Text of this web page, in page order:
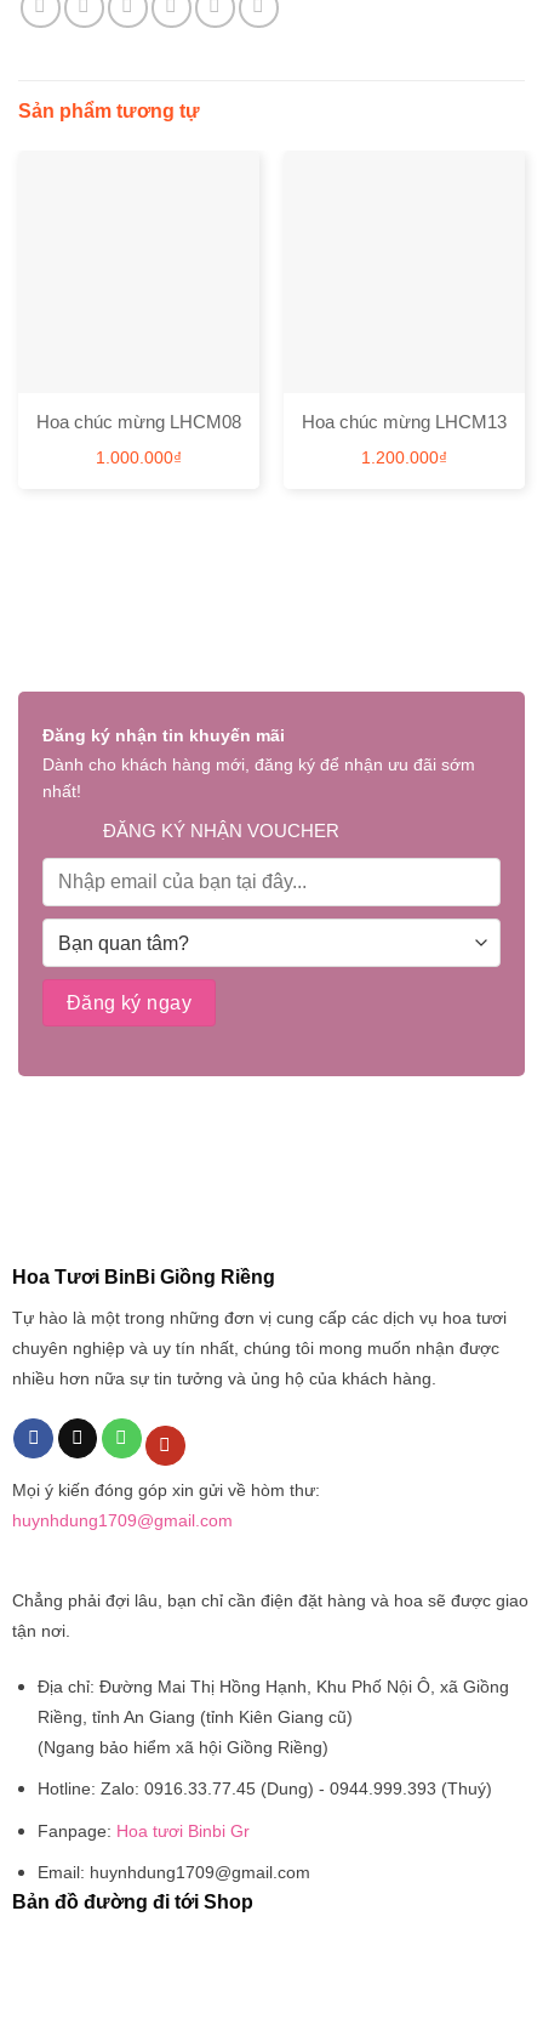
Sản phẩm tương tự
Hoa chúc mừng LHCM08
1.000.000₫
Hoa chúc mừng LHCM13
1.200.000₫
Đăng ký nhận tin khuyến mãi
Dành cho khách hàng mới, đăng ký để nhận ưu đãi sớm
nhất!
ĐĂNG KÝ NHẬN VOUCHER
Hoa Tươi BinBi Giồng Riềng
Tự hào là một trong những đơn vị cung cấp các dịch vụ hoa tươi
chuyên nghiệp và uy tín nhất, chúng tôi mong muốn nhận được
nhiều hơn nữa sự tin tưởng và ủng hộ của khách hàng.
Mọi ý kiến đóng góp xin gửi về hòm thư:
huynhdung1709@gmail.com
Chẳng phải đợi lâu, bạn chỉ cần điện đặt hàng và hoa sẽ được giao
tận nơi.
Địa chỉ: Đường Mai Thị Hồng Hạnh, Khu Phố Nội Ô, xã Giồng
Riềng, tỉnh An Giang (tỉnh Kiên Giang cũ)
(Ngang bảo hiểm xã hội Giồng Riềng)
Hotline: Zalo: 0916.33.77.45 (Dung) - 0944.999.393 (Thuý)
Fanpage: Hoa tươi Binbi Gr
Email: huynhdung1709@gmail.com
Bản đồ đường đi tới Shop